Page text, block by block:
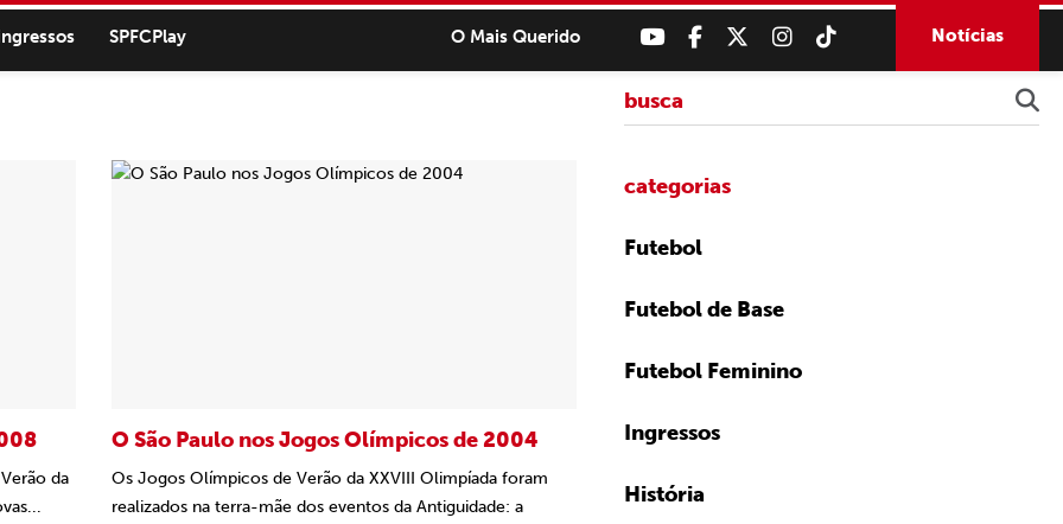
SPFCPlay O Mais Querido Notícias
da
O São Paulo nos Jogos Olímpicos de 2004
Os Jogos Olímpicos de Verão da XXVIII Olimpíada foram
realizados na terra-mãe dos eventos da Antiguidade: a
categorias
Futebol
Futebol de Base
Futebol Feminino
Ingressos
História